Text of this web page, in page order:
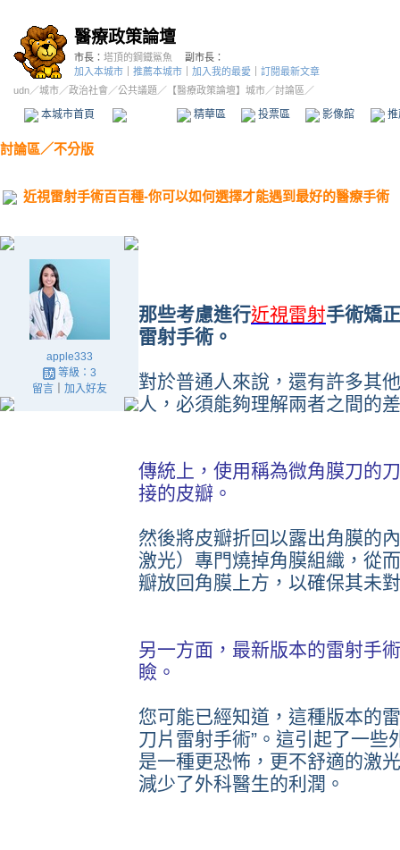
醫療政策論壇
市長： 塔頂的鋼鐵鯊魚
副市長：
加入本城市
推薦本城市 加入我的最愛
訂閱最新文章
udn／城市／政治社會 ／公共議題 ／ 【醫療政策論壇】城市／討論區／
本城市首頁 精華區 投票區 影像館
討論區／不分版
近視雷射手術百百種-你可以如何選擇才能遇到最好的醫療手術
apple333
等級：3
留言｜ 加入好友
那些考慮進行近視雷射手術矯
雷射手術。
對於普通人來說，還有許多其
人，必須能夠理解兩者之間的
傳統上，使用稱為微角膜刀的
接的皮瓣。
然後將皮瓣折回以露出角膜的
激光）專門燒掉角膜組織，從
瓣放回角膜上方，以確保其未
另一方面，最新版本的雷射手
瞼。
您可能已經知道，這種版本的
刀片雷射手術”。這引起了一些
是一種更恐怖，更不舒適的激
減少了外科醫生的利潤。